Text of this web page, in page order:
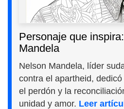
Personaje que
Mandela
Nelson Mandela, líder
contra el apartheid,
el perdón y la
unidad y amor. Leer